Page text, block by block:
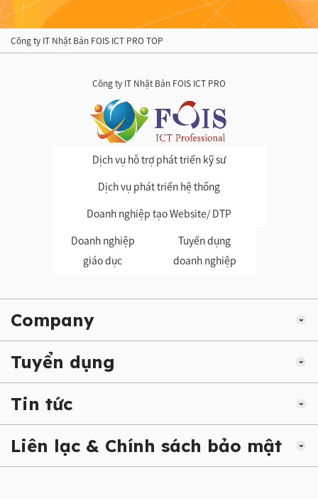
Công ty IT Nhật Bản FOIS ICT PRO TOP
Công ty IT Nhật Bản FOIS ICT PRO
Dịch vụ hỗ trợ phát triển kỹ sư
Dịch vụ phát triển hệ thống
Doanh nghiệp tạo Website/ DTP
Doanh nghiệp
giáo dục
Tuyển dụng
doanh nghiệp
Company
Tuyển dụng
Tin tức
Liên lạc & Chính sách bảo mật